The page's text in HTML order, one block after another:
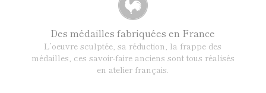
Des médailles fabriquées en France
L’oeuvre sculptée, sa réduction, la frappe des
médailles, ces savoir-faire anciens sont tous réalisés
en atelier français.